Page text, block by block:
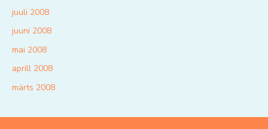
juuli 2008
juuni 2008
mai 2008
aprill 2008
märts 2008